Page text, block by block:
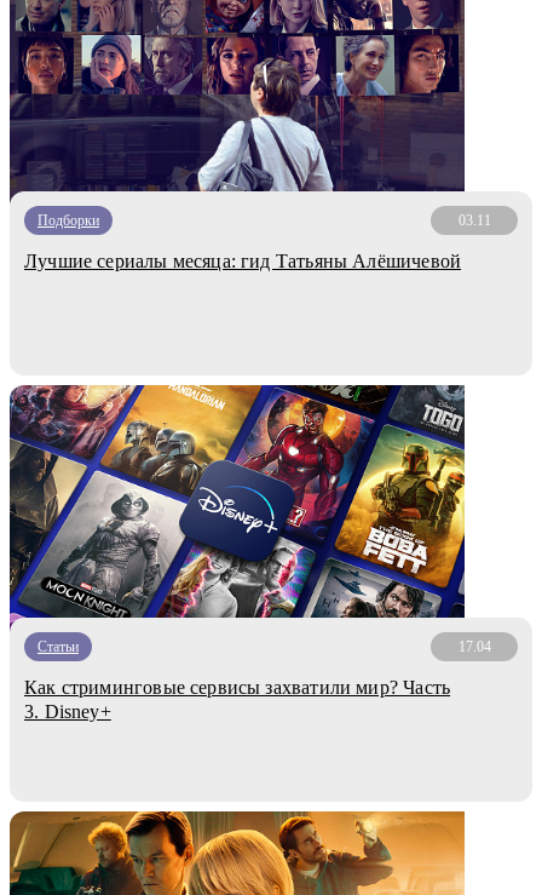
Подборки 03.11
Лучшие сериалы месяца: гид Татьяны Алёшичевой
Статьи 17.04
Как стриминговые сервисы захватили мир? Часть
3. Disney+